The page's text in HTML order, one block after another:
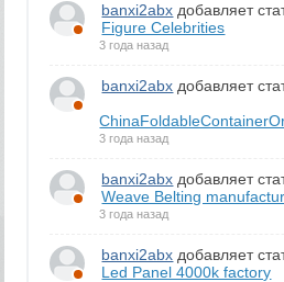
banxi2abx добавляет
Figure Celebrities
3 года назад
banxi2abx добавляет
3 года назад
banxi2abx добавляет
Weave Belting
3 года назад
banxi2abx добавляет
Led Panel 4000k factory